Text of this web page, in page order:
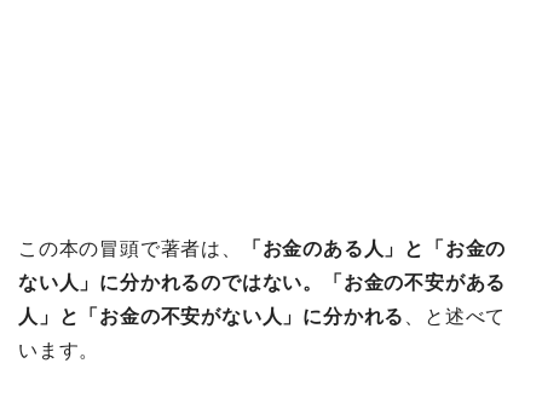
この本の冒頭で著者は、
「お金のある人」と「お金の
ない人」に分かれるのではない。「お金の不安がある
人」と「お金の不安がない人」に分かれる
、と述べて
います。